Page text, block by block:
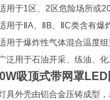
用于1区、2区危险场所或
用于ⅡA、ⅡB、ⅡC类含有爆
用于爆炸性气体混合温度
泛用于石油开采、练油、
吸顶式带网罩
具外壳由铝合金压铸成型